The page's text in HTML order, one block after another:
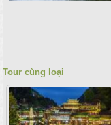
Tour cùng loại